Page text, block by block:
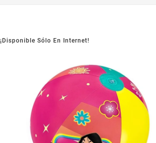
¡Disponible Sólo En Internet!